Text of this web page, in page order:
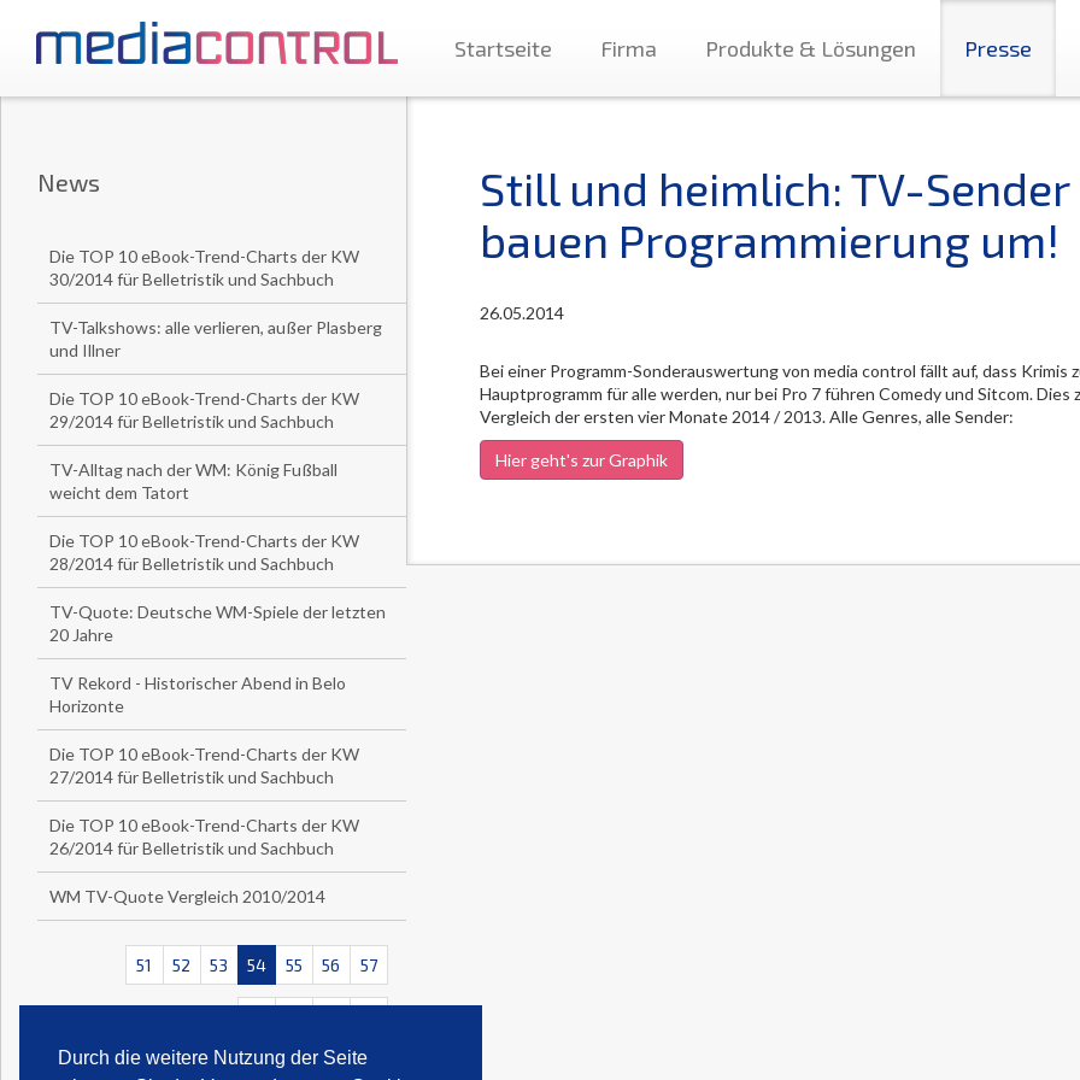
Durch die weitere Nutzung der Seite
Startseite Firma Produkte & Lösungen Presse
News
Die TOP 10 eBook-Trend-Charts der KW
30/2014 für Belletristik und Sachbuch
TV-Talkshows: alle verlieren, außer Plasberg
und Illner
Die TOP 10 eBook-Trend-Charts der KW
29/2014 für Belletristik und Sachbuch
TV-Alltag nach der WM: König Fußball
weicht dem Tatort
Die TOP 10 eBook-Trend-Charts der KW
28/2014 für Belletristik und Sachbuch
TV-Quote: Deutsche WM-Spiele der letzten
20 Jahre
TV Rekord - Historischer Abend in Belo
Horizonte
Die TOP 10 eBook-Trend-Charts der KW
27/2014 für Belletristik und Sachbuch
Die TOP 10 eBook-Trend-Charts der KW
26/2014 für Belletristik und Sachbuch
WM TV-Quote Vergleich 2010/2014
51 52 53 54 55 56 57
Still und heimlich: TV-Sender
bauen Programmierung um!
26.05.2014
Bei einer Programm-Sonderauswertung von media control fällt auf, dass Krimis
Hauptprogramm für alle werden, nur bei Pro 7 führen Comedy und Sitcom. Dies
Vergleich der ersten vier Monate 2014 / 2013. Alle Genres, alle Sender:
Hier geht's zur Graphik